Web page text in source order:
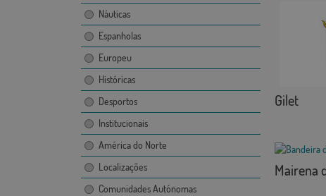
Náuticas
Espanholas
Europeu
Históricas
Desportos
Institucionais
América do Norte
Localizações
Comunidades Autónomas
Gilet
Mairena